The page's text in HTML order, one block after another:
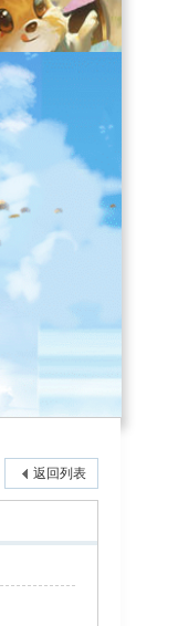
返回列表